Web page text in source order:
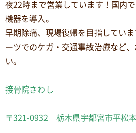
夜22時まで営業しています！国内
機器を導入。
早期除痛、現場復帰を目指してい
ーツでのケガ・交通事故治療など
い。
接骨院さわし
〒321-0932 栃木県宇都宮市平松